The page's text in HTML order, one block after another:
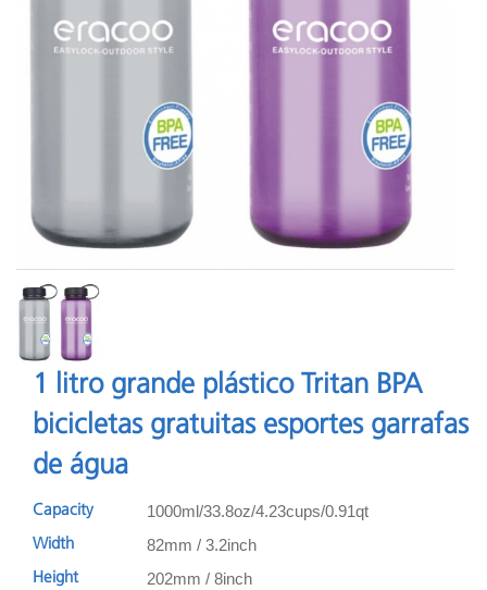
1 litro grande plástico Tritan BPA
bicicletas gratuitas esportes garrafas
de água
Capacity 1000ml/33.8oz/4.23cups/0.91qt
Width 82mm / 3.2inch
Height 202mm / 8inch